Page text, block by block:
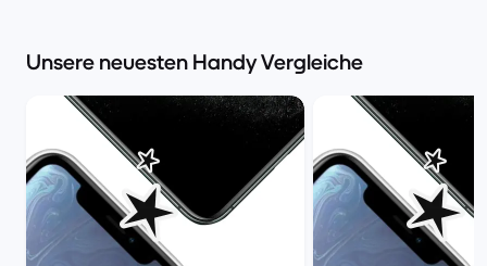
Unsere neuesten Handy Vergleiche